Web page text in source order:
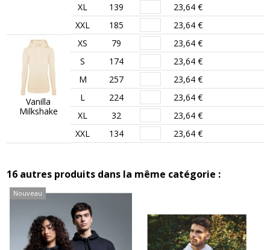
XL
139
23,64 €
XXL
185 23,64 €
Vanilla
Milkshake
XS 79
23,64 €
S
174
23,64 €
M
257
23,64 €
L
224
23,64 €
XL
32
23,64 €
XXL
134 23,64 €
16 autres produits dans la même catégorie :
Nouveau